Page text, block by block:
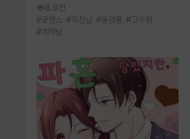
8.8만
#로맨스 #직진남 #동양풍 #고수위
#계략남